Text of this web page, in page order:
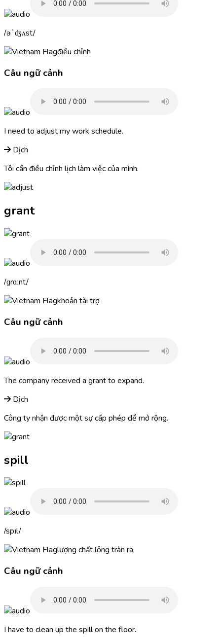
əˈʤʌst
điều chỉnh
Câu ngữ cảnh
I need to adjustmy work schedule.
Dịch
Tôi cần điều chỉnh lịch làm việc của mình.
grant
ɡrɑːnt
khoản tài trợ
Câu ngữ cảnh
The company received a grantto expand.
Dịch
Công ty nhận được một sự cấp phép để mở rộng.
spill
spɪl
lượng chất lỏng tràn ra
Câu ngữ cảnh
I have to clean up the spillon the floor.